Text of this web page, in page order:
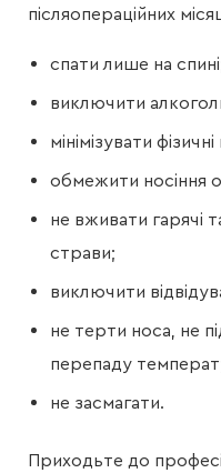
післяопераційних
спати лише на
виключити
мінімізувати
обмежити носіння
не вживати гарячі
страви;
виключити
не терти носа, не
перепаду
не засмагати.
Приходьте до